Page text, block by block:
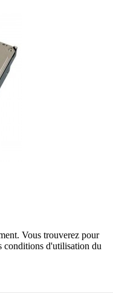
Vous trouverez pour
conditions d'utilisation du